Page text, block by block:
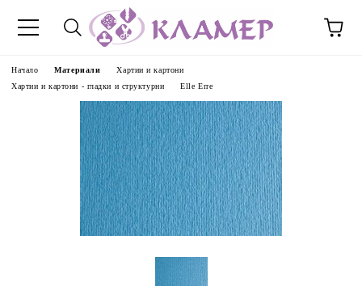
Начало Материали
Хартии и картони
Хартии и картони - гладки и структурни
Elle Erre